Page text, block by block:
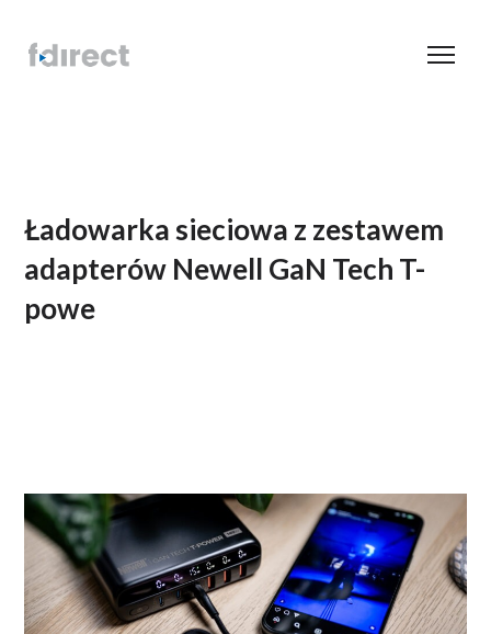
Ładowarka sieciowa z zestawem
adapterów Newell GaN Tech T-
powe